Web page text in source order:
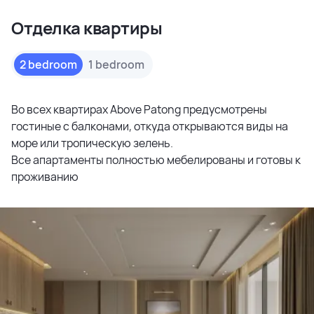
Отделка квартиры
2 bedroom 1 bedroom
Во всех квартирах Above Patong предусмотрены
гостиные с балконами, откуда открываются виды на
море или тропическую зелень.
Все апартаменты полностью мебелированы и готовы к
проживанию